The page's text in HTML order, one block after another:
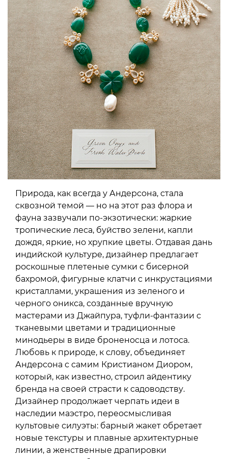
Природа, как всегда у Андерсона, стала
сквозной темой — но на этот раз флора и
фауна зазвучали по-экзотически: жаркие
тропические леса, буйство зелени, капли
дождя, яркие, но хрупкие цветы. Отдавая дань
индийской культуре, дизайнер предлагает
роскошные плетеные сумки с бисерной
бахромой, фигурные клатчи с инкрустациями
кристаллами, украшения из зеленого и
черного оникса, созданные вручную
мастерами из Джайпура, туфли-фантазии с
тканевыми цветами и традиционные
минодьеры в виде броненосца и лотоса.
Любовь к природе, к слову, объединяет
Андерсона с самим Кристианом Диором,
который, как известно, строил айдентику
бренда на своей страсти к садоводству.
Дизайнер продолжает черпать идеи в
наследии маэстро, переосмысливая
культовые силуэты: барный жакет обретает
новые текстуры и плавные архитектурные
линии, а женственные драпировки